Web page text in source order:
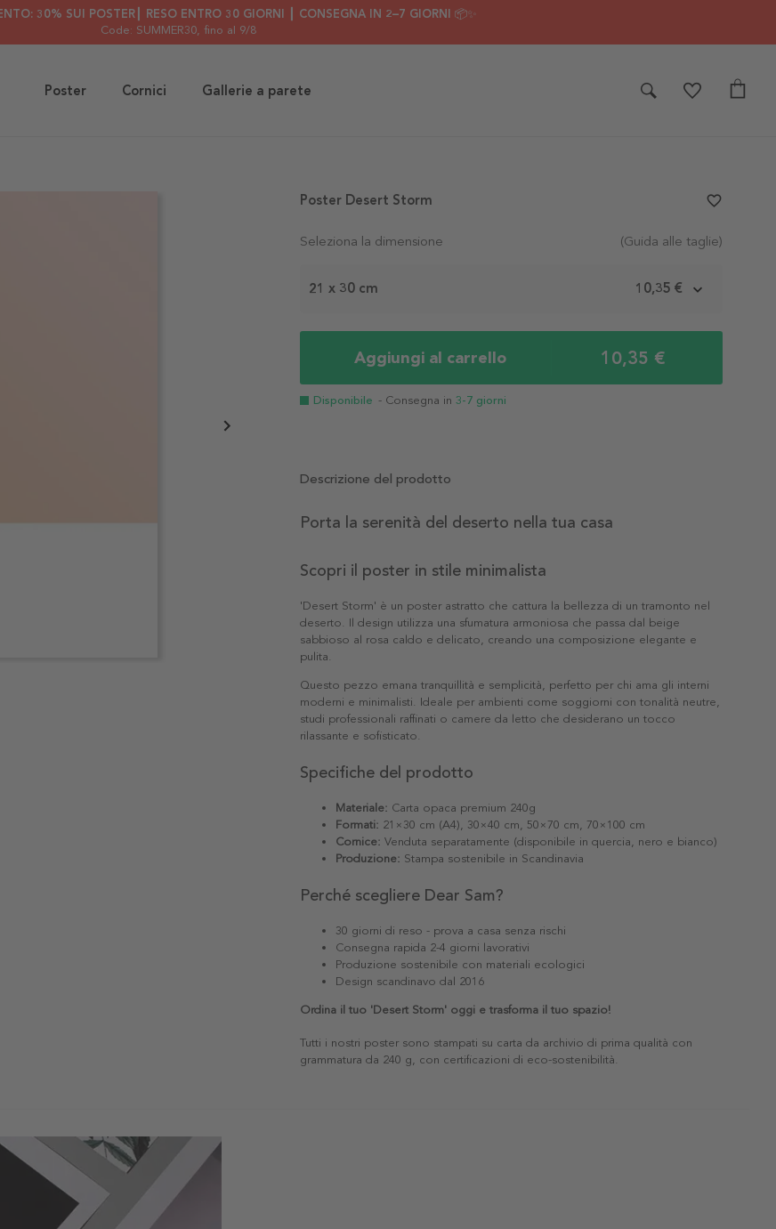
30% SUI POSTER┃ RESO ENTRO 30 GIORNI ┃ CONSEGNA IN 2–7 GIORNI 📦✨
Code: SUMMER30, fino al 9/8
Poster Cornici Gallerie a parete
Seleziona la dimensione (Guida alle taglie)
21 x 30 cm 10,35 €
Aggiungi al carrello 10,35 €
Disponibile - Consegna in 3-7 giorni
Poster Desert Storm favorite_border
Descrizione del prodotto
Porta la serenità del deserto nella tua casa
Scopri il poster in stile minimalista
'Desert Storm' è un poster astratto che cattura la bellezza di un tramonto nel
deserto. Il design utilizza una sfumatura armoniosa che passa dal beige
sabbioso al rosa caldo e delicato, creando una composizione elegante e
pulita.
Questo pezzo emana tranquillità e semplicità, perfetto per chi ama gli interni
moderni e minimalisti. Ideale per ambienti come soggiorni con tonalità neutre,
studi professionali raffinati o camere da letto che desiderano un tocco
rilassante e sofisticato.
Specifiche del prodotto
Materiale: Carta opaca premium 240g
Formati: 21×30 cm (A4), 30×40 cm, 50×70 cm, 70×100 cm
Cornice: Venduta separatamente (disponibile in quercia, nero e bianco)
Produzione: Stampa sostenibile in Scandinavia
Perché scegliere Dear Sam?
30 giorni di reso - prova a casa senza rischi
Consegna rapida 2-4 giorni lavorativi
Produzione sostenibile con materiali ecologici
Design scandinavo dal 2016
Ordina il tuo 'Desert Storm' oggi e trasforma il tuo spazio!
Tutti i nostri poster sono stampati su carta da archivio di prima qualità con
grammatura da 240 g, con certificazioni di eco-sostenibilità.